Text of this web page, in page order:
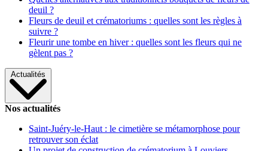
deuil ?
Fleurs de deuil et crématoriums : quelles sont les règles à
suivre ?
Fleurir une tombe en hiver : quelles sont les fleurs qui ne
gèlent pas ?
Actualités
Nos actualités
Saint-Juéry-le-Haut : le cimetière se métamorphose pour
retrouver son éclat